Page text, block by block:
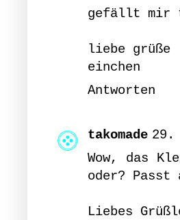
gefällt mir
liebe grüße
einchen
Antworten
takomade 29.
Wow, das
oder?
Liebes